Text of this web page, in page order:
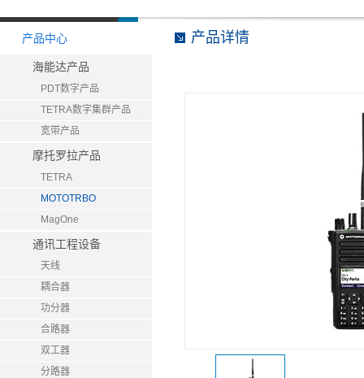
产品中心
海能达产品
PDT数字产品
TETRA数字集群产品
宽带产品
摩托罗拉产品
TETRA
MOTOTRBO
MagOne
通讯工程设备
天线
耦合器
功分器
合路器
双工器
分路器
产品详情